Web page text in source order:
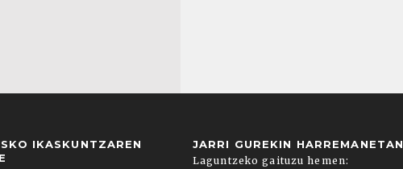
IKASKUNTZAREN
JARRI GUREKIN HARREMANETAN
Laguntzeko gaituzu hemen: